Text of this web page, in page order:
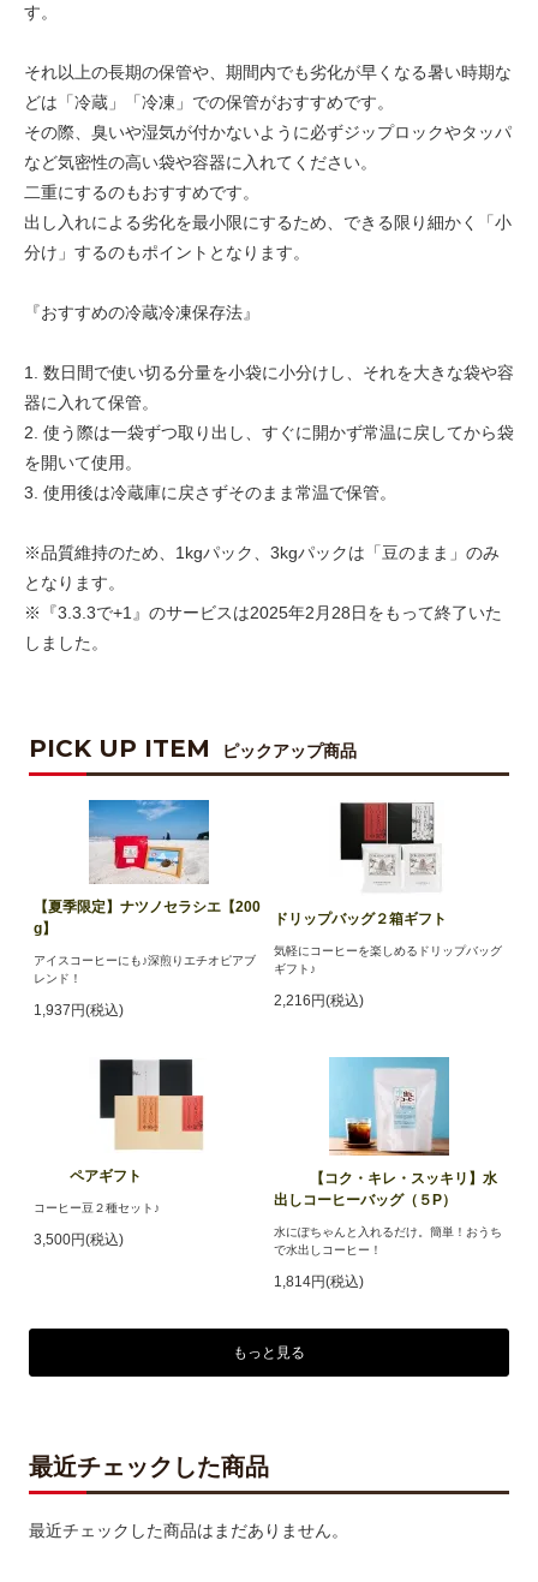
す。
それ以上の長期の保管や、期間内でも劣化が早くなる暑い時期な
どは「冷蔵」「冷凍」での保管がおすすめです。
その際、臭いや湿気が付かないように必ずジップロックやタッパ
など気密性の高い袋や容器に入れてください。
二重にするのもおすすめです。
出し入れによる劣化を最小限にするため、できる限り細かく「小
分け」するのもポイントとなります。
『おすすめの冷蔵冷凍保存法』
1. 数日間で使い切る分量を小袋に小分けし、それを大きな袋や容
器に入れて保管。
2. 使う際は一袋ずつ取り出し、すぐに開かず常温に戻してから袋
を開いて使用。
3. 使用後は冷蔵庫に戻さずそのまま常温で保管。
※品質維持のため、1kgパック、3kgパックは「豆のまま」のみ
となります。
※『3.3.3で+1』のサービスは2025年2月28日をもって終了いた
しました。
PICK UP ITEM ピックアップ商品
【夏季限定】ナツノセラシエ【200
g】
アイスコーヒーにも♪深煎りエチオピアブ
レンド！
1,937円(税込)
ドリップバッグ２箱ギフト
気軽にコーヒーを楽しめるドリップバッグ
ギフト♪
2,216円(税込)
ペアギフト
コーヒー豆２種セット♪
3,500円(税込)
【コク・キレ・スッキリ】水
出しコーヒーバッグ（５P）
水にぽちゃんと入れるだけ。簡単！おうち
で水出しコーヒー！
1,814円(税込)
もっと見る
最近チェックした商品
最近チェックした商品はまだありません。